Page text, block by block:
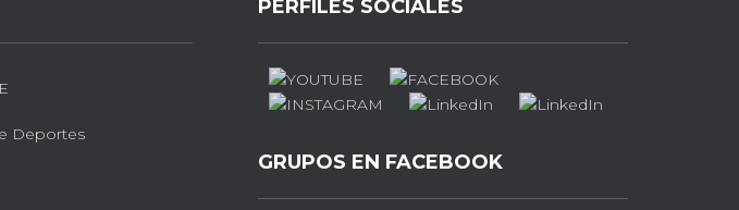
PERFILES SOCIALES
GRUPOS EN FACEBOOK